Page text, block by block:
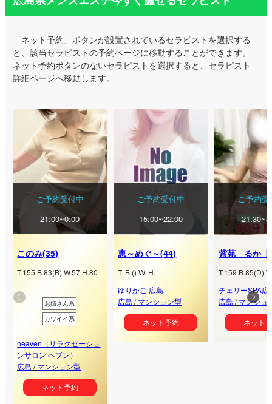
「ネット予約」ボタンが設置されているセラピストを選択する
と、該当セラピストの予約ページに移動することができます。
ネット予約ボタンのないセラピストを選択すると、セラピスト
詳細ページへ移動します。
ご予約受付中
21:00~0:00
このみ(35)
T.155 B.83(B) W.57 H.80
お姉さん系
カワイイ系
heaven（リラクゼーショ
ンサロン ヘブン）
広島 /マンション型
ネット予約
ご予約受付中
15:00~22:00
恵～めぐ～(44)
T. B.() W. H.
ゆりかご 広島
広島 /マンション型
ネット予約
ご予約受
T.159 B.85(D)
チェリーSPA広
広島 /マンショ
ネット